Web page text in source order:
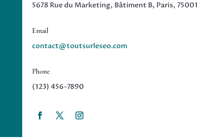
5678 Rue du Marketing, Bâtiment B, Paris, 75001
Email
contact@toutsurleseo.com
Phone
(123) 456-7890